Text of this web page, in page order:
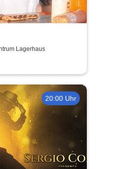
Lagerhaus
20:00 Uhr